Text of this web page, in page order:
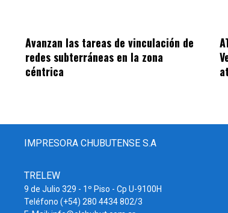
Avanzan las tareas de vinculación de
redes subterráneas en la zona
céntrica
IMPRESORA CHUBUTENSE S.A
TRELEW
9 de Julio 329 - 1º Piso - Cp U-9100H
Teléfono (+54) 280 4434 802/3